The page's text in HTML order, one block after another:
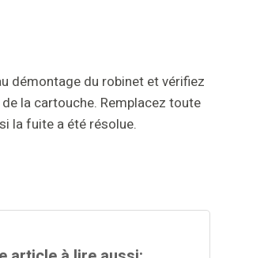
démontage du robinet et vérifiez
la cartouche. Remplacez toute
la fuite a été résolue.